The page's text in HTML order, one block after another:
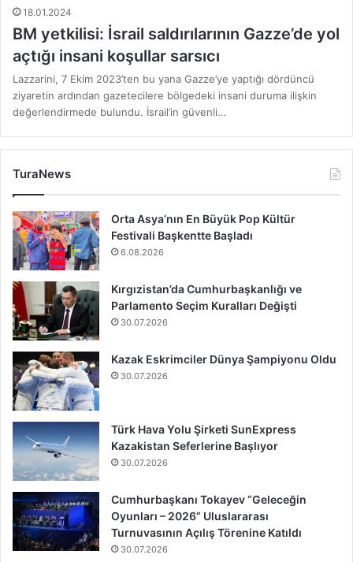
18.01.2024
BM yetkilisi: İsrail saldırılarının Gazze’de yol
açtığı insani koşullar sarsıcı
Lazzarini, 7 Ekim 2023’ten bu yana Gazze’ye yaptığı dördüncü
ziyaretin ardından gazetecilere bölgedeki insani duruma ilişkin
değerlendirmede bulundu. İsrail’in güvenli…
TuraNews
Orta Asya’nın En Büyük Pop Kültür
Festivali Başkentte Başladı
6.08.2026
Kırgızistan’da Cumhurbaşkanlığı ve
Parlamento Seçim Kuralları Değişti
30.07.2026
Kazak Eskrimciler Dünya Şampiyonu Oldu
30.07.2026
Türk Hava Yolu Şirketi SunExpress
Kazakistan Seferlerine Başlıyor
30.07.2026
Cumhurbaşkanı Tokayev “Geleceğin
Oyunları – 2026” Uluslararası
Turnuvasının Açılış Törenine Katıldı
30.07.2026